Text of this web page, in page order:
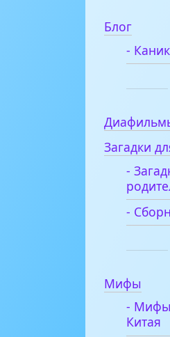
Блог
-
Загадки
-
-
Мифы
- Мифы
Китая